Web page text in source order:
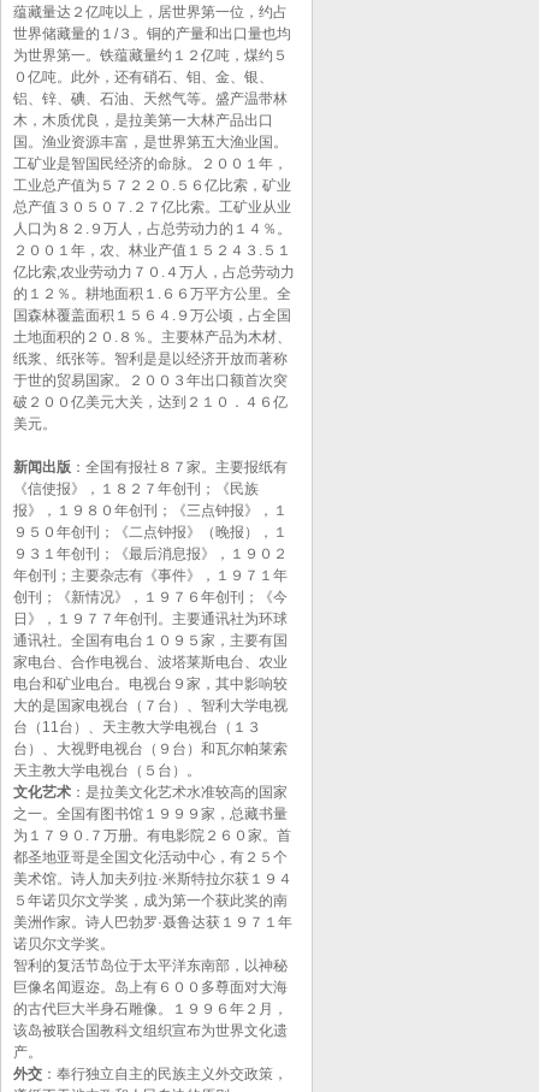
蕴藏量达２亿吨以上，居世界第一位，约占
世界储藏量的１/３。铜的产量和出口量也均
为世界第一。铁蕴藏量约１２亿吨，煤约５
０亿吨。此外，还有硝石、钼、金、银、
铝、锌、碘、石油、天然气等。盛产温带林
木，木质优良，是拉美第一大林产品出口
国。渔业资源丰富，是世界第五大渔业国。
工矿业是智国民经济的命脉。２００１年，
工业总产值为５７２２０.５６亿比索，矿业
总产值３０５０７.２７亿比索。工矿业从业
人口为８２.９万人，占总劳动力的１４％。
２００１年，农、林业产值１５２４３.５１
亿比索,农业劳动力７０.４万人，占总劳动力
的１２％。耕地面积１.６６万平方公里。全
国森林覆盖面积１５６４.９万公顷，占全国
土地面积的２０.８％。主要林产品为木材、
纸浆、纸张等。智利是是以经济开放而著称
于世的贸易国家。２００３年出口额首次突
破２００亿美元大关，达到２１０．４６亿
美元。
新闻出版 ：全国有报社８７家。主要报纸有
《信使报》，１８２７年创刊；《民族
报》，１９８０年创刊；《三点钟报》，１
９５０年创刊；《二点钟报》（晚报），１
９３１年创刊；《最后消息报》，１９０２
年创刊；主要杂志有《事件》，１９７１年
创刊；《新情况》，１９７６年创刊；《今
日》，１９７７年创刊。主要通讯社为环球
通讯社。全国有电台１０９５家，主要有国
家电台、合作电视台、波塔莱斯电台、农业
电台和矿业电台。电视台９家，其中影响较
大的是国家电视台（７台）、智利大学电视
台（11台）、天主教大学电视台（１３
台）、大视野电视台（９台）和瓦尔帕莱索
天主教大学电视台（５台）。
文化艺术 ：是拉美文化艺术水准较高的国家
之一。全国有图书馆１９９９家，总藏书量
为１７９０.７万册。有电影院２６０家。首
都圣地亚哥是全国文化活动中心，有２５个
美术馆。诗人加夫列拉·米斯特拉尔获１９４
５年诺贝尔文学奖，成为第一个获此奖的南
美洲作家。诗人巴勃罗·聂鲁达获１９７１年
诺贝尔文学奖。
智利的复活节岛位于太平洋东南部，以神秘
巨像名闻遐迩。岛上有６００多尊面对大海
的古代巨大半身石雕像。１９９６年２月，
该岛被联合国教科文组织宣布为世界文化遗
产。
外交 ：奉行独立自主的民族主义外交政策，